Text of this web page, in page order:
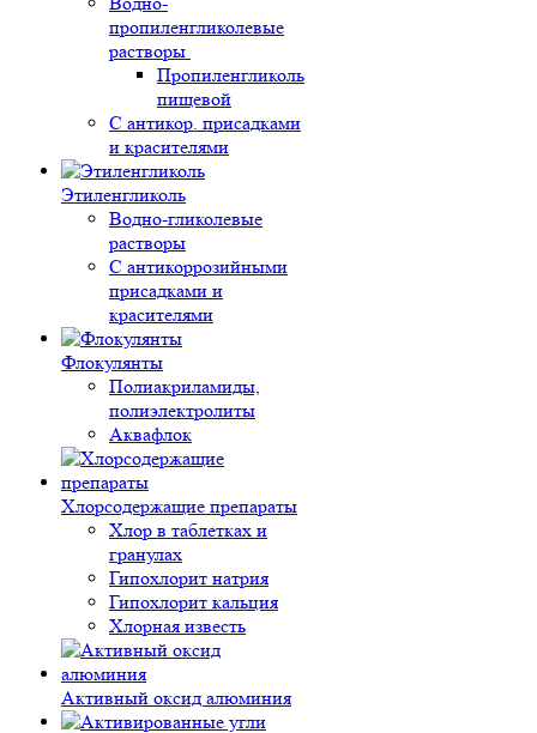
пропиленгликолевые
растворы
Пропиленгликоль
пищевой
С антикор. присадками
и красителями
Этиленгликоль
Водно-гликолевые
растворы
С антикоррозийными
присадками и
красителями
Флокулянты
Полиакриламиды,
полиэлектролиты
Аквафлок
Хлорсодержащие препараты
Хлор в таблетках и
гранулах
Гипохлорит натрия
Гипохлорит кальция
Хлорная известь
Активный оксид алюминия